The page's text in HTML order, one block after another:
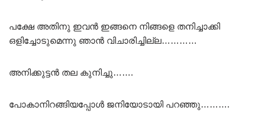
പക്ഷേ അതിനു ഇവൻ ഇങ്ങനെ നിങ്ങളെ തനിച്ചാക്കി
ഒളിച്ചോടുമെന്നു ഞാൻ വിചാരിച്ചില്ല…………
അനിക്കുട്ടൻ തല കുനിച്ചു…….
പോകാനിറങ്ങിയപ്പോൾ ജനിയോടായി പറഞ്ഞു……….